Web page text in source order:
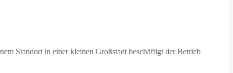
Standort in einer kleinen Großstadt beschäftigt der Betrieb